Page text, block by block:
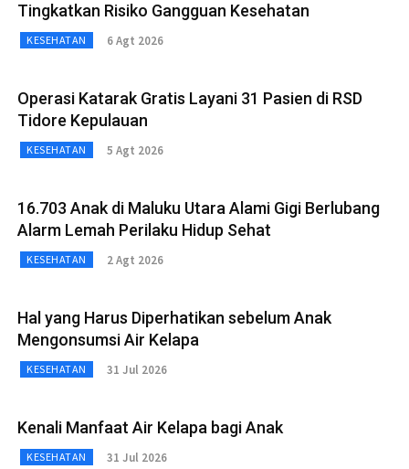
Tingkatkan Risiko Gangguan Kesehatan
KESEHATAN 6 Agt 2026
Operasi Katarak Gratis Layani 31 Pasien di RSD
Tidore Kepulauan
KESEHATAN 5 Agt 2026
16.703 Anak di Maluku Utara Alami Gigi Berlubang
Alarm Lemah Perilaku Hidup Sehat
KESEHATAN 2 Agt 2026
Hal yang Harus Diperhatikan sebelum Anak
Mengonsumsi Air Kelapa
KESEHATAN 31 Jul 2026
Kenali Manfaat Air Kelapa bagi Anak
KESEHATAN 31 Jul 2026